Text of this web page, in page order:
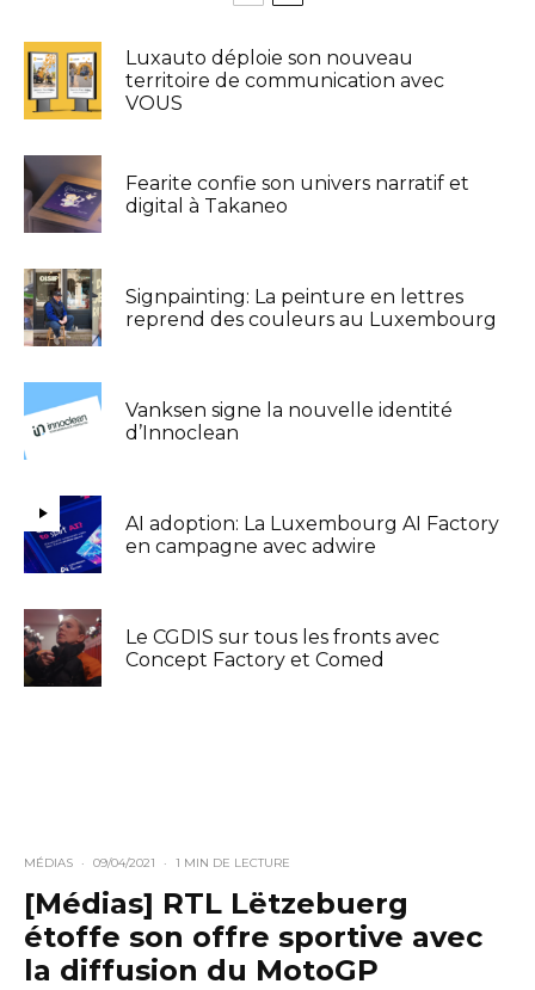
Luxauto déploie son nouveau
territoire de communication avec
VOUS
Fearite confie son univers narratif et
digital à Takaneo
Signpainting: La peinture en lettres
reprend des couleurs au Luxembourg
Vanksen signe la nouvelle identité
d’Innoclean
AI adoption: La Luxembourg AI Factory
en campagne avec adwire
Le CGDIS sur tous les fronts avec
Concept Factory et Comed
MÉDIAS · 09/04/2021 · 1 MIN DE LECTURE
[Médias] RTL Lëtzebuerg
étoffe son offre sportive avec
la diffusion du MotoGP